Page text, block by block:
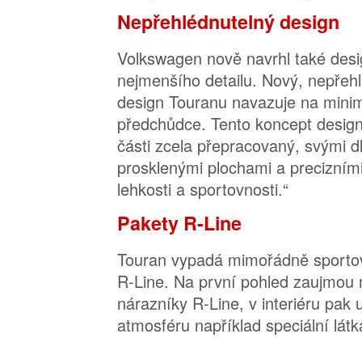
Nepřehlédnutelný design
Volkswagen nově navrhl také
nejmenšího detailu. Nový,
design Touranu navazuje na
předchůdce. Tento koncept
části zcela přepracovaný, svými
prosklenými plochami a
lehkosti a sportovnosti.“
Pakety R-Line
Touran vypadá mimořádně
R-Line. Na první pohled zaujmou
nárazníky R-Line, v interiéru pak
atmosféru například speciální